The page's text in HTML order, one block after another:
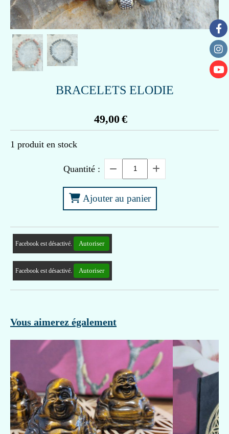
BRACELETS ELODIE
49,00€
1 produit en stock
Quantité :
Ajouter au panier
Facebook est désactivé. Autoriser
Facebook est désactivé. Autoriser
Vous aimerez également